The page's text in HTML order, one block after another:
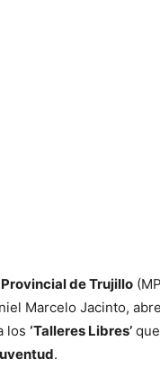
de Trujillo
Marcelo Jacinto,
los ‘Talleres Libres’
.